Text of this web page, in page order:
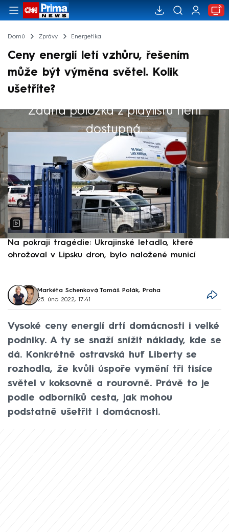
Domů Zprávy Energetika
Ceny energií letí vzhůru, řešením
může být výměna světel. Kolik
ušetříte?
Žádná položka z playlistu není
dostupná.
Výběr redakce
Na pokraji tragédie: Ukrajinské letadlo, které
ohrožoval v Lipsku dron, bylo naložené municí
Markéta Schenková, Tomáš Polák, Praha
25. úno 2022, 17:41
Vysoké ceny energií drtí domácnosti i velké
podniky. A ty se snaží snížit náklady, kde se
dá. Konkrétně ostravská huť Liberty se
rozhodla, že kvůli úspoře vymění tři tisíce
světel v koksovně a rourovně. Právě to je
podle odborníků cesta, jak mohou
podstatně ušetřit i domácnosti.